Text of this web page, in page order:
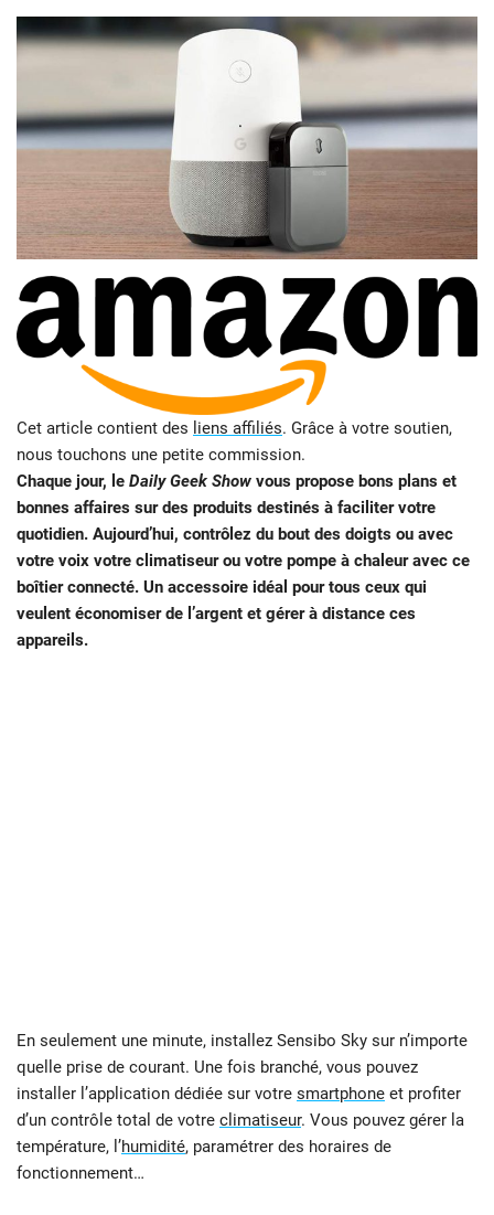
Cet article contient des liens affiliés. Grâce à votre soutien,
nous touchons une petite commission.
Chaque jour, le Daily Geek Show vous propose bons plans et
bonnes affaires sur des produits destinés à faciliter votre
quotidien. Aujourd’hui, contrôlez du bout des doigts ou avec
votre voix votre climatiseur ou votre pompe à chaleur avec ce
boîtier connecté. Un accessoire idéal pour tous ceux qui
veulent économiser de l’argent et gérer à distance ces
appareils.
En seulement une minute, installez Sensibo Sky sur n’importe
quelle prise de courant. Une fois branché, vous pouvez
installer l’application dédiée sur votre smartphone et profiter
d’un contrôle total de votre climatiseur. Vous pouvez gérer la
température, l’humidité, paramétrer des horaires de
fonctionnement…